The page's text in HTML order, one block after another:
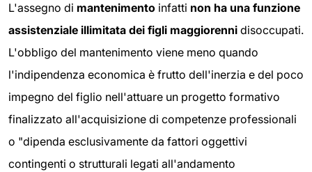
L'assegno di mantenimento infatti non ha una funzione
assistenziale illimitata dei figli maggiorenni disoccupati.
L'obbligo del mantenimento viene meno quando
l'indipendenza economica è frutto dell'inerzia e del poco
impegno del figlio nell'attuare un progetto formativo
finalizzato all'acquisizione di competenze professionali
o "dipenda esclusivamente da fattori oggettivi
contingenti o strutturali legati all'andamento